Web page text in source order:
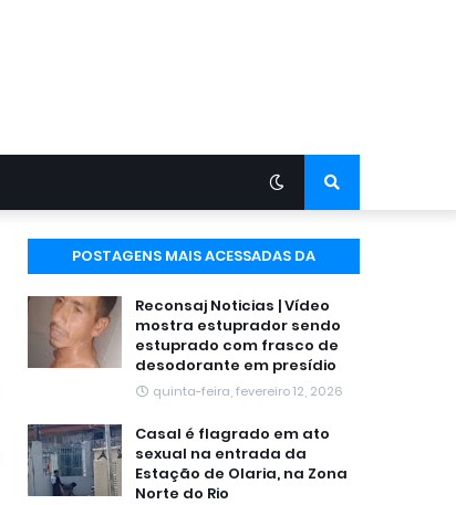
POSTAGENS MAIS ACESSADAS DA
Reconsaj Noticias | Vídeo
mostra estuprador sendo
estuprado com frasco de
desodorante em presídio
quinta-feira, fevereiro 12, 2026
Casal é flagrado em ato
sexual na entrada da
Estação de Olaria, na Zona
Norte do Rio